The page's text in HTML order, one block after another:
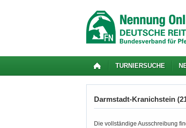
TURNIERSUCHE
Darmstadt-Kranichstein
Die vollständige Ausschreibung